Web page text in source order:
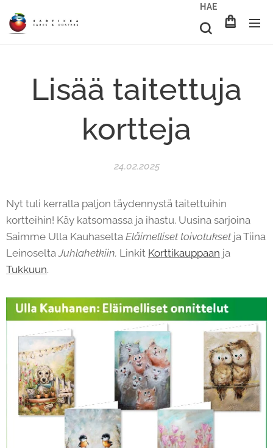
HAE
Lisää taitettuja
kortteja
24.02.2025
Nyt tuli kerralla paljon täydennystä taitettuihin
kortteihin! Käy katsomassa ja ihastu. Uusina sarjoina
Saimme Ulla Kauhaselta Eläimelliset toivotuksetja Tiina
LeinoseltaJuhlahetkiin. Linkit Korttikauppaan ja
Tukkuun.